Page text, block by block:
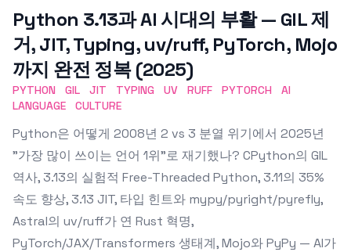
Python 3.13과 AI 시대의 부활 — GIL 제
거, JIT, Typing, uv/ruff, PyTorch, Mojo
까지 완전 정복 (2025)
PYTHON GIL JIT TYPING UV RUFF PYTORCH
AI
LANGUAGE
CULTURE
Python은 어떻게 2008년 2 vs 3 분열 위기에서 2025년
"가장 많이 쓰이는 언어 1위"로 재기했나? CPython의 GIL
역사, 3.13의 실험적 Free-Threaded Python, 3.11의 35%
속도 향상, 3.13 JIT, 타입 힌트와 mypy/pyright/pyrefly,
Astral의 uv/ruff가 연 Rust 혁명,
PyTorch/JAX/Transformers 생태계, Mojo와 PyPy — AI가